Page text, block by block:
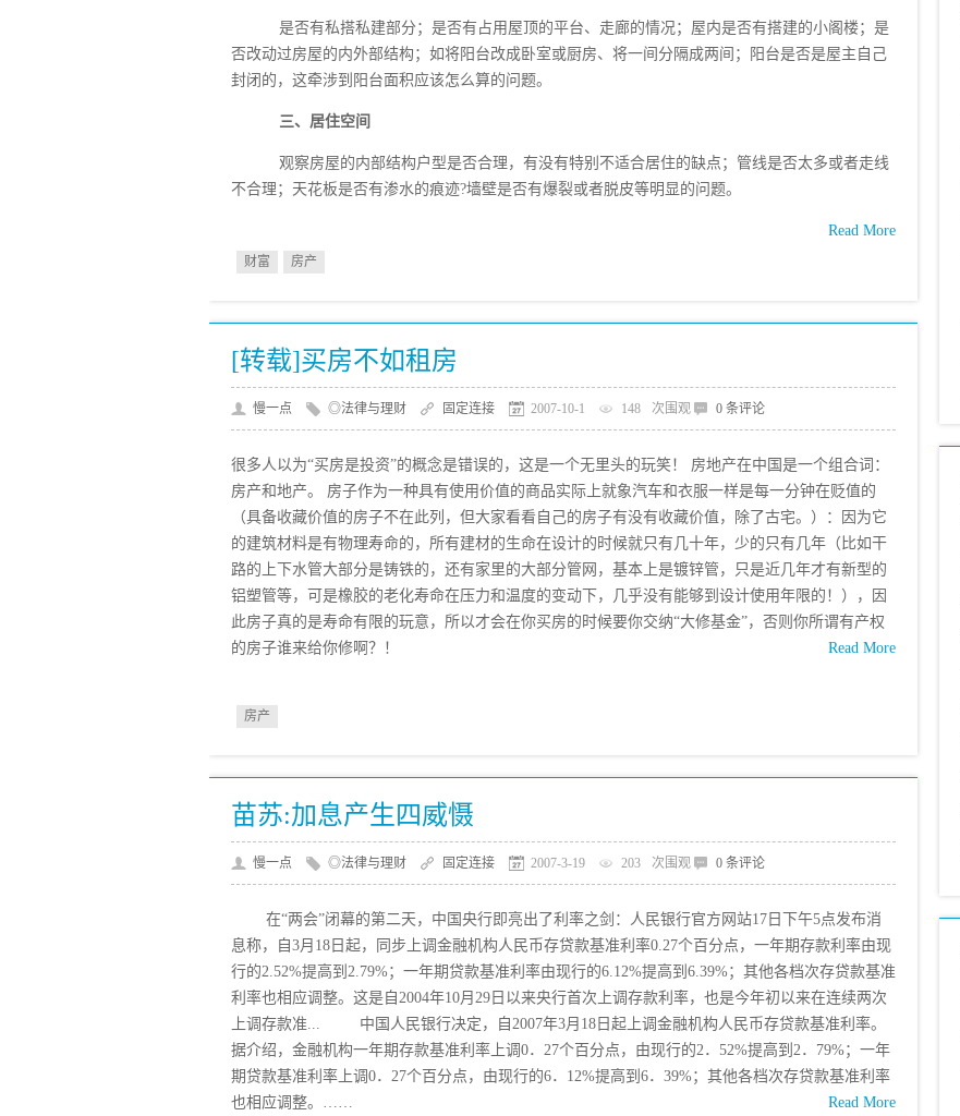
是否有私搭私建部分；是否有占用屋顶的平台、走廊的情况；屋内是否有搭建的小阁楼；是
否改动过房屋的内外部结构；如将阳台改成卧室或厨房、将一间分隔成两间；阳台是否是屋主自己
封闭的，这牵涉到阳台面积应该怎么算的问题。
三、居住空间
观察房屋的内部结构户型是否合理，有没有特别不适合居住的缺点；管线是否太多或者走线
不合理；天花板是否有渗水的痕迹?墙壁是否有爆裂或者脱皮等明显的问题。
Read More
财富 房产
[转载]买房不如租房
慢一点 ◎法律与理财 固定连接 2007-10-1 148 次围观 0 条评论
很多人以为“买房是投资”的概念是错误的，这是一个无里头的玩笑！ 房地产在中国是一个组合词：
房产和地产。 房子作为一种具有使用价值的商品实际上就象汽车和衣服一样是每一分钟在贬值的
（具备收藏价值的房子不在此列，但大家看看自己的房子有没有收藏价值，除了古宅。）：因为它
的建筑材料是有物理寿命的，所有建材的生命在设计的时候就只有几十年，少的只有几年（比如干
路的上下水管大部分是铸铁的，还有家里的大部分管网，基本上是镀锌管，只是近几年才有新型的
铝塑管等，可是橡胶的老化寿命在压力和温度的变动下，几乎没有能够到设计使用年限的！），因
此房子真的是寿命有限的玩意，所以才会在你买房的时候要你交纳“大修基金”，否则你所谓有产权
的房子谁来给你修啊？！
Read More
房产
苗苏:加息产生四威慑
慢一点 ◎法律与理财 固定连接 2007-3-19 203 次围观 0 条评论
在“两会”闭幕的第二天，中国央行即亮出了利率之剑：人民银行官方网站17日下午5点发布消
息称，自3月18日起，同步上调金融机构人民币存贷款基准利率0.27个百分点，一年期存款利率由现
行的2.52%提高到2.79%；一年期贷款基准利率由现行的6.12%提高到6.39%；其他各档次存贷款基准
利率也相应调整。这是自2004年10月29日以来央行首次上调存款利率，也是今年初以来在连续两次
上调存款准... 中国人民银行决定，自2007年3月18日起上调金融机构人民币存贷款基准利率。
据介绍，金融机构一年期存款基准利率上调0．27个百分点，由现行的2．52%提高到2．79%；一年
期贷款基准利率上调0．27个百分点，由现行的6．12%提高到6．39%；其他各档次存贷款基准利率
也相应调整。……
Read More